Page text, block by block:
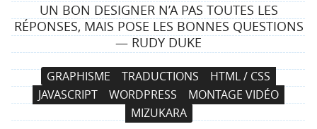
s
i
g
n
UN BON DESIGNER N’A PAS TOUTES LES
RÉPONSES, MAIS POSE LES BONNES QUESTIONS
— RUDY DUKE
GRAPHISME TRADUCTIONS
HTML / CSS
JAVASCRIPT
WORDPRESS
MONTAGE VIDÉO
MIZUKARA